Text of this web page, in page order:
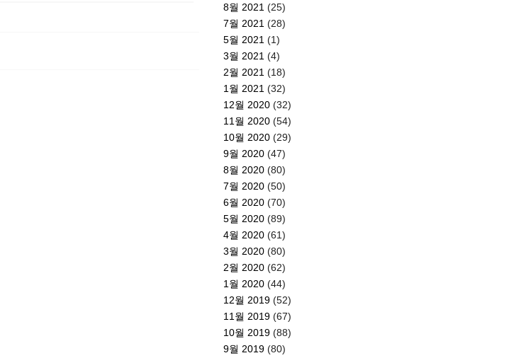
8월 2021 (25)
7월 2021 (28)
5월 2021 (1)
3월 2021 (4)
2월 2021 (18)
1월 2021 (32)
12월 2020 (32)
11월 2020 (54)
10월 2020 (29)
9월 2020 (47)
8월 2020 (80)
7월 2020 (50)
6월 2020 (70)
5월 2020 (89)
4월 2020 (61)
3월 2020 (80)
2월 2020 (62)
1월 2020 (44)
12월 2019 (52)
11월 2019 (67)
10월 2019 (88)
9월 2019 (80)